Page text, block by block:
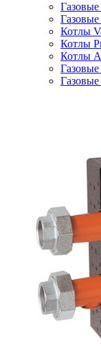
Котлы
Котлы
Котлы